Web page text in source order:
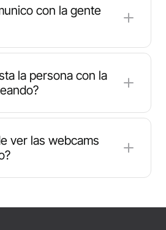
por ubicación utilizando el
situado en la parte
con la gente
chatear por texto o
con el micrófono o la
la persona con la
que te emparejen al
nuevo.
ver las webcams